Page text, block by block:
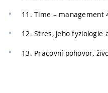
11. Time – management
12. Stres, jeho fyziologie
13. Pracovní pohovor,